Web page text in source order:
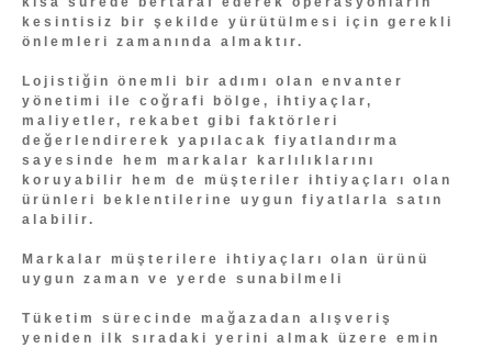
kesintisiz bir şekilde yürütülmesi için gerekli
önlemleri zamanında almaktır.
Lojistiğin önemli bir adımı olan envanter
yönetimi ile coğrafi bölge, ihtiyaçlar,
maliyetler, rekabet gibi faktörleri
değerlendirerek yapılacak fiyatlandırma
sayesinde hem markalar karlılıklarını
koruyabilir hem de müşteriler ihtiyaçları olan
ürünleri beklentilerine uygun fiyatlarla satın
alabilir.
Markalar müşterilere ihtiyaçları olan ürünü
uygun zaman ve yerde sunabilmeli
Tüketim sürecinde mağazadan alışveriş
yeniden ilk sıradaki yerini almak üzere emin